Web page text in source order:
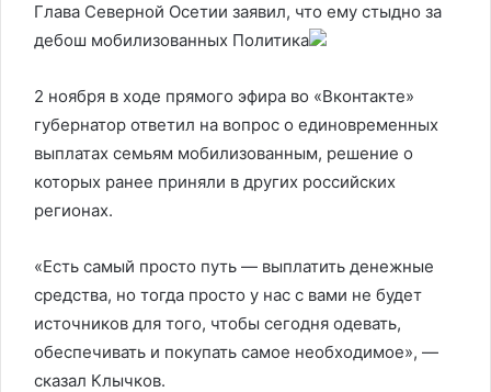
Глава Северной Осетии заявил, что ему стыдно за
дебош мобилизованных Политика
2 ноября в ходе прямого эфира во «Вконтакте»
губернатор ответил на вопрос о единовременных
выплатах семьям мобилизованным, решение о
которых ранее приняли в других российских
регионах.
«Есть самый просто путь — выплатить денежные
средства, но тогда просто у нас с вами не будет
источников для того, чтобы сегодня одевать,
обеспечивать и покупать самое необходимое», —
сказал Клычков.